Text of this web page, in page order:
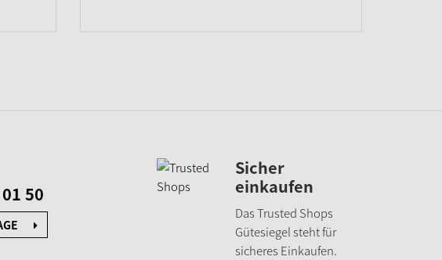
50
Sicher
einkaufen
Das Trusted Shops
Gütesiegel steht für
sicheres Einkaufen.